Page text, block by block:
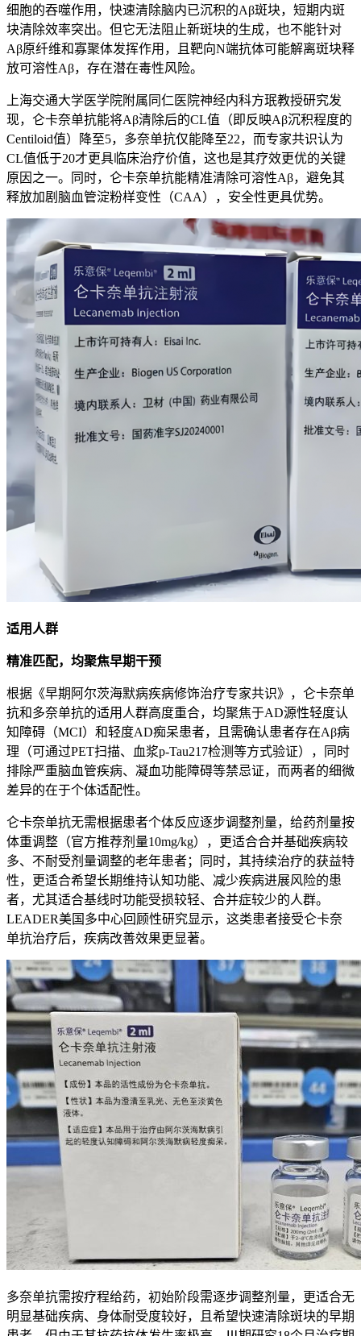
细胞的吞噬作用，快速清除脑内已沉积的Aβ斑块，短期内斑
块清除效率突出。但它无法阻止新斑块的生成，也不能针对
Aβ原纤维和寡聚体发挥作用，且靶向N端抗体可能解离斑块释
放可溶性Aβ，存在潜在毒性风险。
上海交通大学医学院附属同仁医院神经内科方珉教授研究发
现，仑卡奈单抗能将Aβ清除后的CL值（即反映Aβ沉积程度的
Centiloid值）降至5，多奈单抗仅能降至22，而专家共识认为
CL值低于20才更具临床治疗价值，这也是其疗效更优的关键
原因之一。同时，仑卡奈单抗能精准清除可溶性Aβ，避免其
释放加剧脑血管淀粉样变性（CAA），安全性更具优势。
适用人群
精准匹配，均聚焦早期干预
根据《早期阿尔茨海默病疾病修饰治疗专家共识》，仑卡奈单
抗和多奈单抗的适用人群高度重合，均聚焦于AD源性轻度认
知障碍（MCI）和轻度AD痴呆患者，且需确认患者存在Aβ病
理（可通过PET扫描、血浆p-Tau217检测等方式验证），同时
排除严重脑血管疾病、凝血功能障碍等禁忌证，而两者的细微
差异的在于个体适配性。
仑卡奈单抗无需根据患者个体反应逐步调整剂量，给药剂量按
体重调整（官方推荐剂量10mg/kg），更适合合并基础疾病较
多、不耐受剂量调整的老年患者；同时，其持续治疗的获益特
性，更适合希望长期维持认知功能、减少疾病进展风险的患
者，尤其适合基线时功能受损较轻、合并症较少的人群。
LEADER美国多中心回顾性研究显示，这类患者接受仑卡奈
单抗治疗后，疾病改善效果更显著。
多奈单抗需按疗程给药，初始阶段需逐步调整剂量，更适合无
明显基础疾病、身体耐受度较好，且希望快速清除斑块的早期